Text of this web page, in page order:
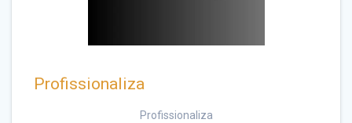
Profissionaliza
Profissionaliza